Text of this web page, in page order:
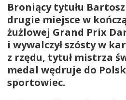
Broniący tytułu
drugie miejsce w
żużlowej Grand Prix
i wywalczył szósty w
z rzędu, tytuł mistrza
medal wędruje do
sportowiec.